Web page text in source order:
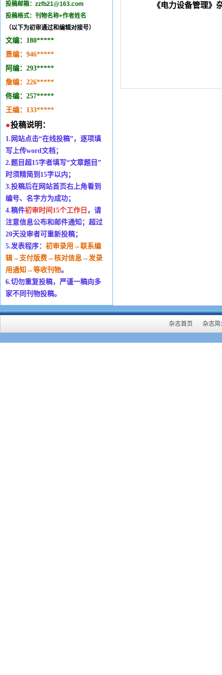
投稿邮箱： zzfb21@163.com
投稿格式：刊物名称+作者姓名
（以下为初审通过和编辑对接号）
文编： 180*****
景编： 946*****
阿编：293*****
詹编： 226*****
佟编： 257*****
王编：133*****
●投稿说明：
1. 网站点击“在线投稿”，逐项填
写上传word文档；
2.题目超15字者填写“文章题目 ”
时须精简到 15字以内；
3.投稿后在网站首页右上角看到
编号、名字方为成功；
4.稿件初审时间 15个工作日 ，请
注意信息公布和邮件通知；超过
20天没审者可重新投稿；
5.发表程序： 初审录用→联系编
辑→支付版费→核对信息→发录
用通知→等收刊物。
6.切勿重复投稿，严谨一稿向多
家不同刊物投稿。
《电力设备管理》
杂志首页 杂志简